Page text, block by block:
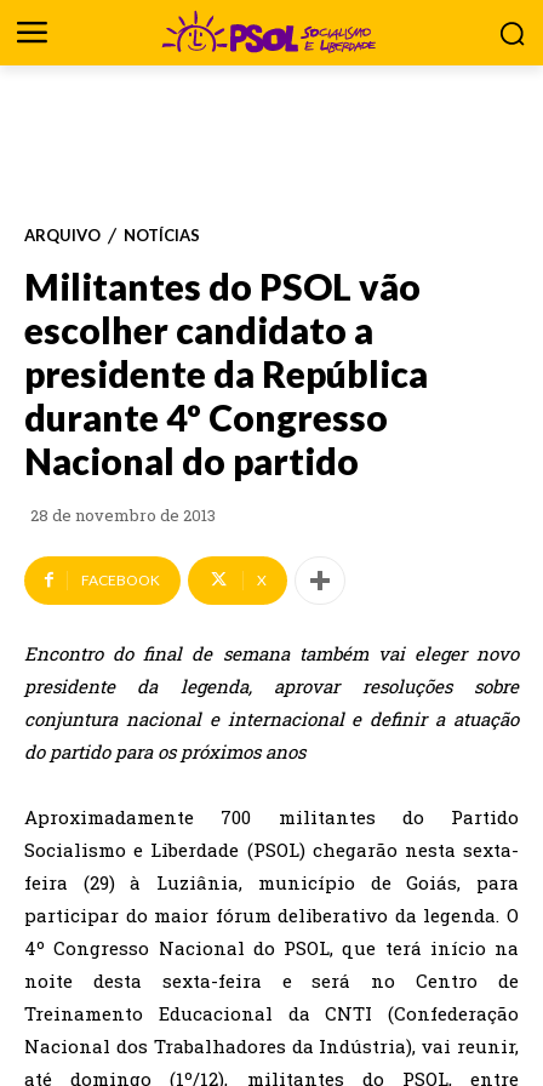
ARQUIVO NOTÍCIAS
Militantes do PSOL vão
escolher candidato a
presidente da República
durante 4º Congresso
Nacional do partido
28 de novembro de 2013
FACEBOOK X
Encontro do final de semana também vai eleger novo
presidente da legenda, aprovar resoluções sobre
conjuntura nacional e internacional e definir a atuação
do partido para os próximos anos
Aproximadamente 700 militantes do Partido
Socialismo e Liberdade (PSOL) chegarão nesta sexta-
feira (29) à Luziânia, município de Goiás, para
participar do maior fórum deliberativo da legenda. O
4º Congresso Nacional do PSOL, que terá início na
noite desta sexta-feira e será no Centro de
Treinamento Educacional da CNTI (Confederação
Nacional dos Trabalhadores da Indústria), vai reunir,
até domingo (1º/12), militantes do PSOL, entre